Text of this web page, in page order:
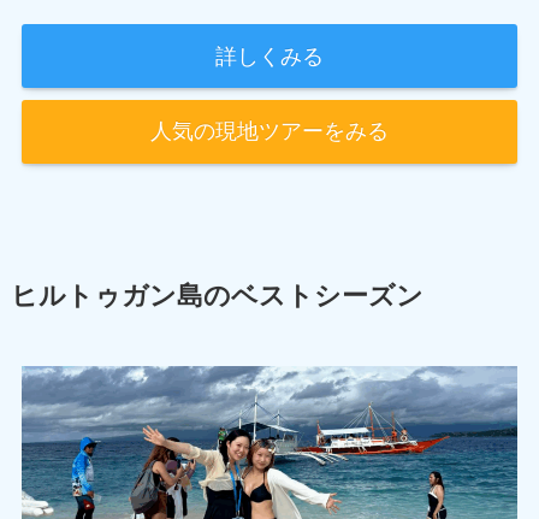
詳しくみる
人気の現地ツアーをみる
ヒルトゥガン島のベストシーズン